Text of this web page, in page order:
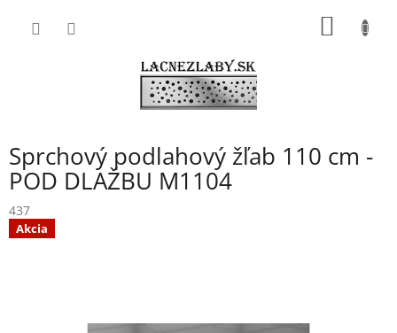
Sprchový podlahový žľab 110 cm -
POD DLAŽBU M1104
437
Akcia